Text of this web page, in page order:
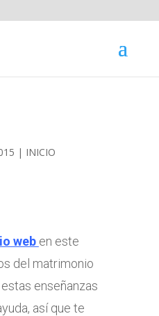
| INICIO
web en este
del matrimonio
enseñanzas
así que te